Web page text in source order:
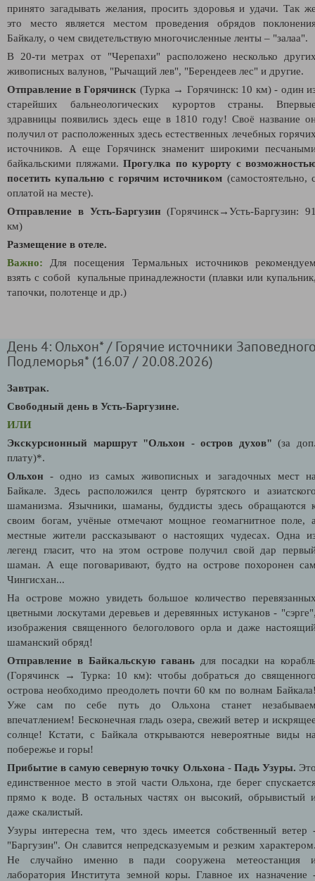
принято загадывать желания, просить здоровья и удачи. Так
это место является местом проведения обрядов
Байкалу, о чем свидетельствую многочисленные ленты – "залаа".
В 20-ти метрах от "Черепахи" расположено несколько
живописных валунов, "Рычащий лев", "Берендеев лес" и другие.
Отправление в Горячинск (Турка → Горячинск: 10 км) - один
старейших бальнеологических курортов страны.
здравницы появились здесь еще в 1810 году! Своё название
получил от расположенных здесь естественных лечебных
источников. А еще Горячинск знаменит широкими
байкальскими пляжами. Прогулка по курорту с
посетить купальню с горячим источником (самостоятельно,
оплатой на месте).
Отправление в Усть-Баргузин (Горячинск→Усть-Баргузин:
км)
Размещение в отеле.
Важно: Для посещения Термальных источников
взять с собой купальные принадлежности (плавки или
тапочки, полотенце и др.)
День 4: Ольхон* / Горячие источники
Подлеморья* (16.07 / 20.08.2026)
Завтрак.
Свободный день в Усть-Баргузине.
ИЛИ
Экскурсионный маршрут "Ольхон - остров духов"(за
плату)*.
Ольхон - одно из самых живописных и загадочных мест
Байкале. Здесь расположился центр бурятского и
шаманизма. Язычники, шаманы, буддисты здесь обращаются
своим богам, учёные отмечают мощное геомагнитное поле,
местные жители рассказывают о настоящих чудесах. Одна
легенд гласит, что на этом острове получил свой дар
шаман. А еще поговаривают, будто на острове похоронен
Чингисхан...
На острове можно увидеть большое количество
цветными лоскутами деревьев и деревянных истуканов -
изображения священного белоголового орла и даже
шаманский обряд!
Отправление в Байкальскую гавань для посадки на
(Горячинск → Турка: 10 км): чтобы добраться до
острова необходимо преодолеть почти 60 км по волнам
Уже сам по себе путь до Ольхона станет
впечатлением! Бесконечная гладь озера, свежий ветер и
солнце! Кстати, с Байкала открываются невероятные виды
побережье и горы!
Прибытие в самую северную точку Ольхона - Падь Узуры.
единственное место в этой части Ольхона, где берег
прямо к воде. В остальных частях он высокий, обрывистый
даже скалистый.
Узуры интересна тем, что здесь имеется собственный ветер
"Баргузин". Он славится непредсказуемым и резким
Не случайно именно в пади сооружена метеостанция
лаборатория Института земной коры. Главное их назначение